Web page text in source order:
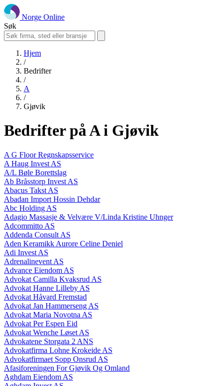
Norge Online
Søk
Hjem
/
Bedrifter
/
A
/
Gjøvik
Bedrifter på A i Gjøvik
A G Floor Regnskapsservice
A Haug Invest AS
A/L Bøle Borettslag
Ab Bråsstorp Invest AS
Abacus Takst AS
Abadan Import Hossin Dehdar
Abc Holding AS
Adagio Massasje & Velvære V/Linda Kristine Uhnger
Adcommitto AS
Addenda Consult AS
Aden Keramikk Aurore Celine Deniel
Adi Invest AS
Adrenalinevent AS
Advance Eiendom AS
Advokat Camilla Kvaksrud AS
Advokat Hanne Lilleby AS
Advokat Håvard Fremstad
Advokat Jan Hammerseng AS
Advokat Maria Novotna AS
Advokat Per Espen Eid
Advokat Wenche Løset AS
Advokatene Storgata 2 ANS
Advokatfirma Lohne Krokeide AS
Advokatfirmaet Sopp Onsrud AS
Afasiforeningen For Gjøvik Og Omland
Aghdam Eiendom AS